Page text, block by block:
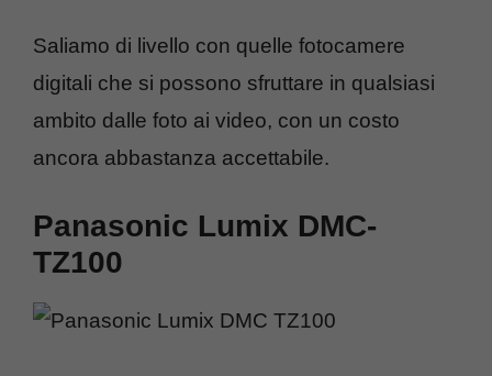
Saliamo di livello con quelle fotocamere
digitali che si possono sfruttare in qualsiasi
ambito dalle foto ai video, con un costo
ancora abbastanza accettabile.
Panasonic Lumix DMC-
TZ100